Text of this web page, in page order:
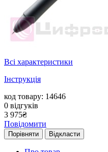
Всі характеристики
Інструкція
код товару: 14646
0 відгуків
3 975₴
Повідомити
Порівняти Відкласти